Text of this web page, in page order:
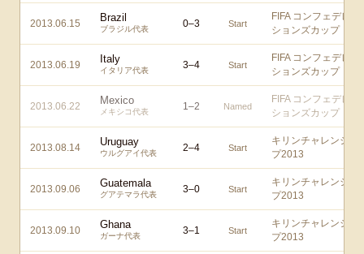
2013.06.15 Brazil
ブラジル代表 0–3 Start
FIFA コンフェデレー
ションズカップ
2013.06.19 Italy
イタリア代表 3–4 Start
FIFA コンフェデレー
ションズカップ
2013.06.22 Mexico
メキシコ代表 1–2 Named
FIFA コンフェデレー
ションズカップ
2013.08.14 Uruguay
ウルグアイ代表 2–4 Start
キリンチャレンジカ
プ2013
2013.09.06 Guatemala
グアテマラ代表 3–0 Start
キリンチャレンジカ
プ2013
2013.09.10 Ghana
ガーナ代表 3–1 Start
キリンチャレンジカ
プ2013